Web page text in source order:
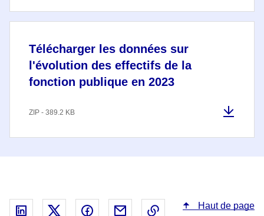
Télécharger les données sur
l'évolution des effectifs de la
fonction publique en 2023
ZIP - 389.2 KB
Partager sur Linked In - nouvelle fenêtre
Partager sur X - nouvelle fenêtre
Partager sur Facebook - nouvelle
Partager par email - nouvelle
Copier le lien dans le
Haut de page